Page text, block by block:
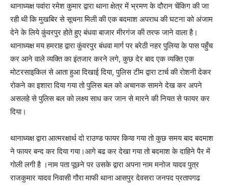
थानाध्यक्ष पवांरा रमेश कुमार द्वारा थाना क्षेत्र में भ्रमण के दौरान चेंकिग की जा
रही थी कि मुखबिर से सूचना मिली की एक बदमाश अपराध की घटना को अंजाम
देने के लिये कुंवरपुर होते हुए बंधवा बाजार मीरगंज की तरफ जाने वाला है।
थानाध्यक्ष मय हमराह द्वारा कुंवरपुर बंधवा मार्ग पर बरेठी नहर पुलिया के पास पहुँच
कर आने वाले व्यक्ति का इंतजार करने लगे, कुछ देर बाद एक व्यक्ति एक
मोटरसाइकिल से आता हुआ दिखाई दिया, पुलिस टीम द्वारा टार्च की रोशनी देकर
रोकने का इशारा दिया गया तो पुलिस बल को अचानक सामने देख कर अपने
असलहे से पुलिस बल को लक्ष्य साध कर जान से मारने की नियत से फायर कर
दिया।
थानाध्यक्ष द्वारा आत्मरक्षार्थ दो राउण्ड फायर किया गया तो कुछ समय बाद बदमाश
ने फायर बन्द कर दिया गया।आगे बढ कर देखा गया तो बदमाश के दाहिने पैर में
गोली लगी है ।नाम पता पूछने पर उसके द्वारा अपना नाम मनोज यादव पुत्र
राजकुमार यादव निवासी गौरा माफी थाना आसपुर देवसरा जनपद प्रतापगढ